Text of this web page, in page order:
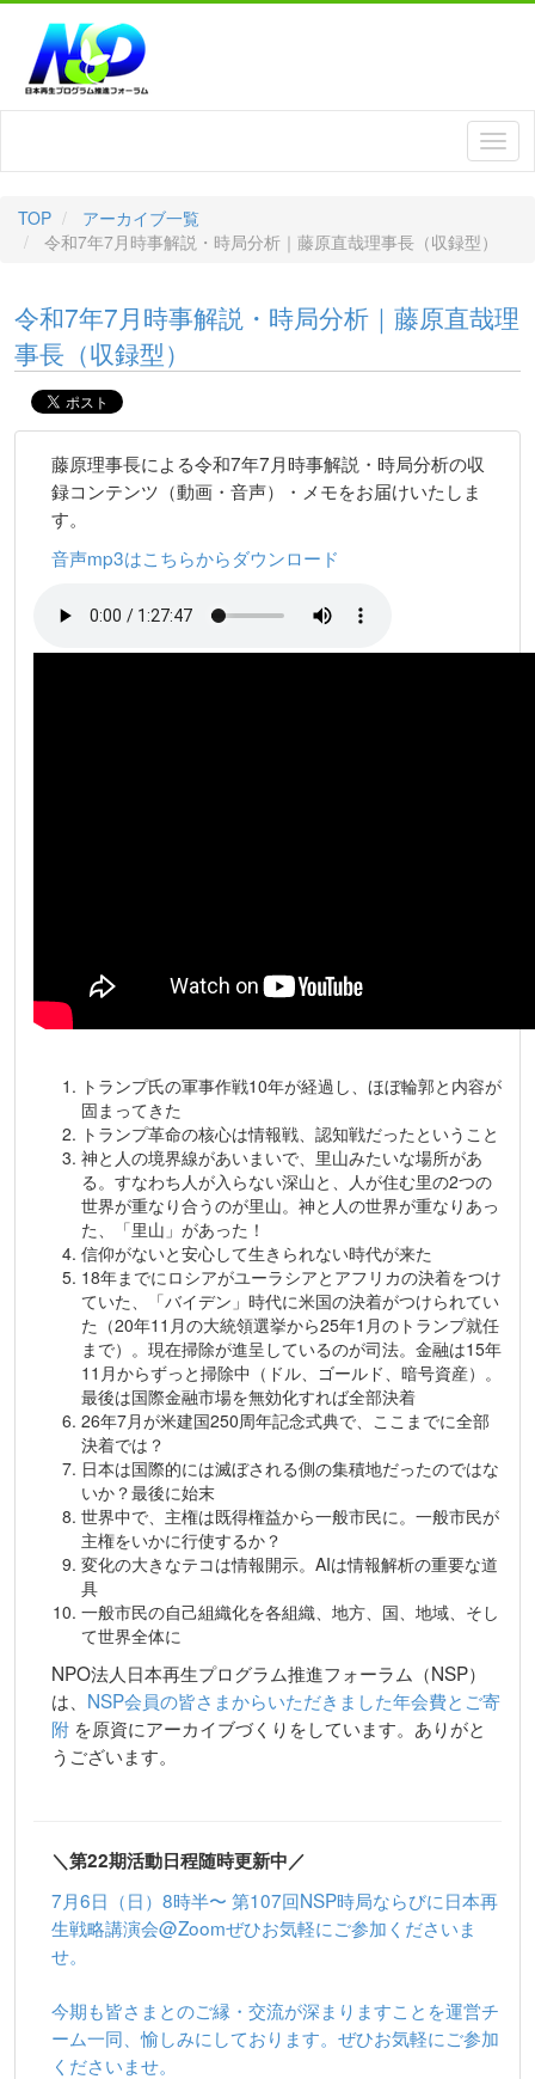
TOP
アーカイブ一覧
令和7年7月時事解説・時局分析｜藤原直哉理事長（収録型）
令和7年7月時事解説・時局分析｜藤原直哉理
事長（収録型）
藤原理事長による令和7年7月時事解説・時局分析の収
録コンテンツ（動画・音声）・メモをお届けいたしま
す。
音声mp3はこちらからダウンロード
トランプ氏の軍事作戦10年が経過し、ほぼ輪郭と内容が
固まってきた
トランプ革命の核心は情報戦、認知戦だったということ
神と人の境界線があいまいで、里山みたいな場所があ
る。すなわち人が入らない深山と、人が住む里の2つの
世界が重なり合うのが里山。神と人の世界が重なりあっ
た、「里山」があった！
信仰がないと安心して生きられない時代が来た
18年までにロシアがユーラシアとアフリカの決着をつけ
ていた、「バイデン」時代に米国の決着がつけられてい
た（20年11月の大統領選挙から25年1月のトランプ就任
まで）。現在掃除が進呈しているのが司法。金融は15年
11月からずっと掃除中（ドル、ゴールド、暗号資産）。
最後は国際金融市場を無効化すれば全部決着
26年7月が米建国250周年記念式典で、ここまでに全部
決着では？
日本は国際的には滅ぼされる側の集積地だったのではな
いか？最後に始末
世界中で、主権は既得権益から一般市民に。一般市民が
主権をいかに行使するか？
変化の大きなテコは情報開示。AIは情報解析の重要な道
具
一般市民の自己組織化を各組織、地方、国、地域、そし
て世界全体に
NPO法人日本再生プログラム推進フォーラム（NSP）
は、 NSP会員の皆さまからいただきました年会費とご寄
附 を原資にアーカイブづくりをしています。ありがと
うございます。
＼第22期活動日程随時更新中／
7月6日（日）8時半〜 第107回NSP時局ならびに日本再
生戦略講演会@Zoomぜひお気軽にご参加くださいま
せ。
今期も皆さまとのご縁・交流が深まりますことを運営チ
ーム一同、愉しみにしております。ぜひお気軽にご参加
くださいませ。